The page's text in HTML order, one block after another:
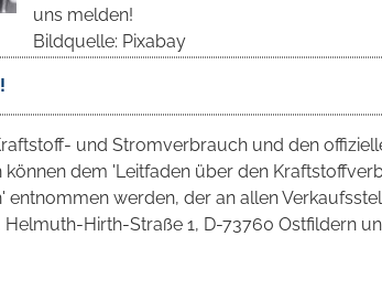
uns melden!
Bildquelle: Pixabay
und Stromverbrauch und den
dem 'Leitfaden über den
werden, der an allen
Hirth-Straße 1, D-73760 Ostfildern